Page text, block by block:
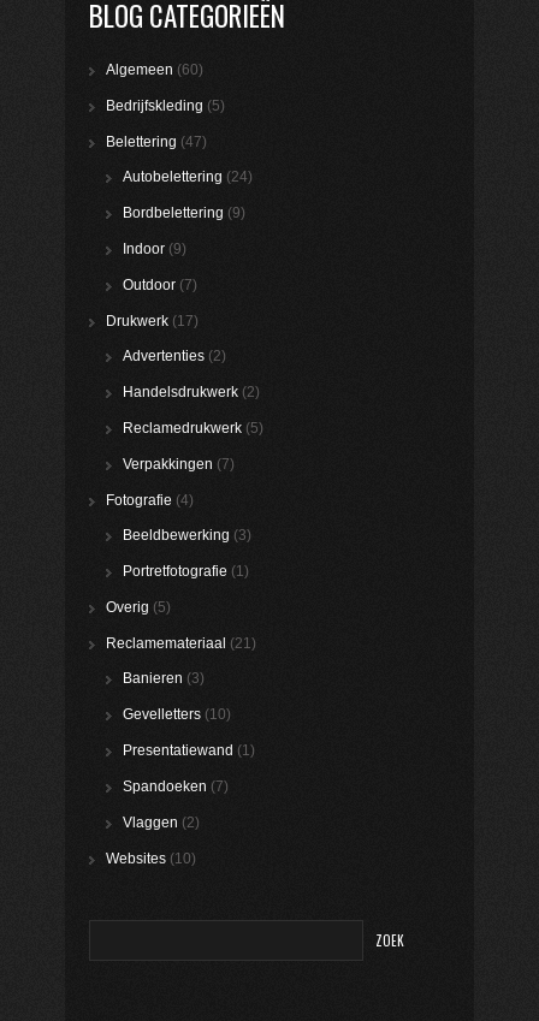
BLOG CATEGORIEËN
Algemeen (60)
Bedrijfskleding (5)
Belettering (47)
Autobelettering (24)
Bordbelettering (9)
Indoor (9)
Outdoor (7)
Drukwerk (17)
Advertenties (2)
Handelsdrukwerk (2)
Reclamedrukwerk (5)
Verpakkingen (7)
Fotografie (4)
Beeldbewerking (3)
Portretfotografie (1)
Overig (5)
Reclamemateriaal (21)
Banieren (3)
Gevelletters (10)
Presentatiewand (1)
Spandoeken (7)
Vlaggen (2)
Websites (10)